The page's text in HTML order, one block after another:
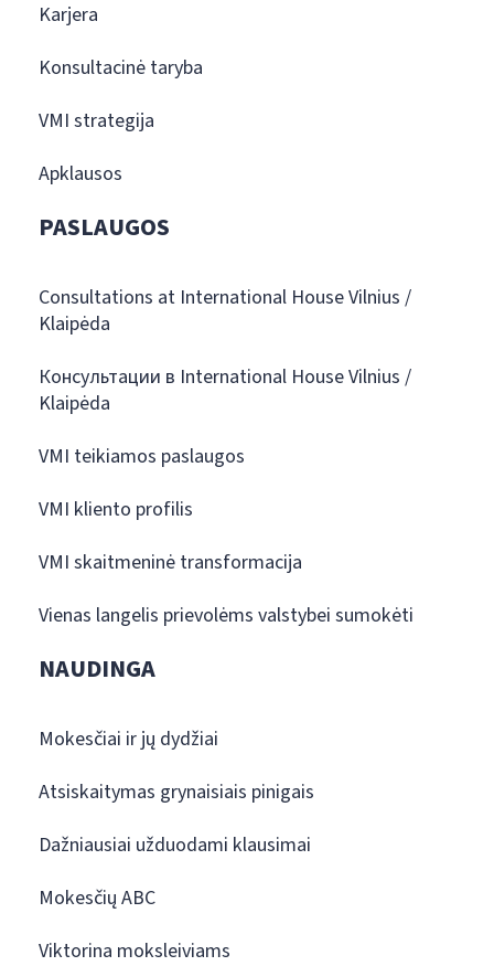
Karjera
Konsultacinė taryba
VMI strategija
Apklausos
PASLAUGOS
Consultations at International House Vilnius /
Klaipėda
Консультации в International House Vilnius /
Klaipėda
VMI teikiamos paslaugos
VMI kliento profilis
VMI skaitmeninė transformacija
Vienas langelis prievolėms valstybei sumokėti
NAUDINGA
Mokesčiai ir jų dydžiai
Atsiskaitymas grynaisiais pinigais
Dažniausiai užduodami klausimai
Mokesčių ABC
Viktorina moksleiviams